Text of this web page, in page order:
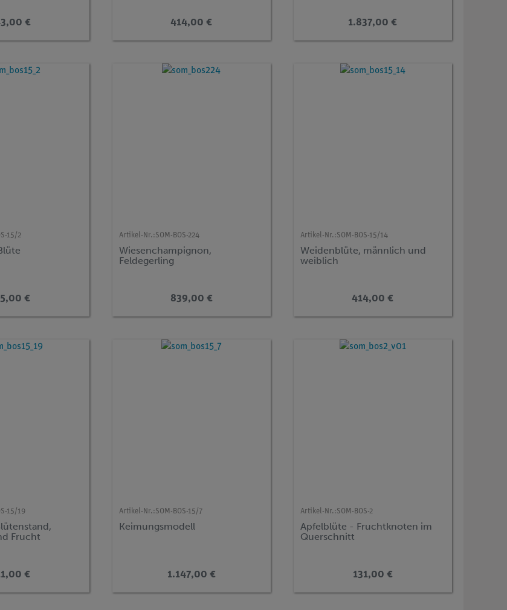
€ 414,00 € 1.837,00 €
15/2
€
Artikel-Nr.:SOM-BOS-224
Wiesenchampignon,
Feldegerling
839,00 €
Artikel-Nr.:SOM-BOS-15/14
Weidenblüte, männlich und
weiblich
414,00 €
15/19
Frucht
€
Artikel-Nr.:SOM-BOS-15/7
Keimungsmodell
1.147,00 €
Artikel-Nr.:SOM-BOS-2
Apfelblüte - Fruchtknoten im
Querschnitt
131,00 €